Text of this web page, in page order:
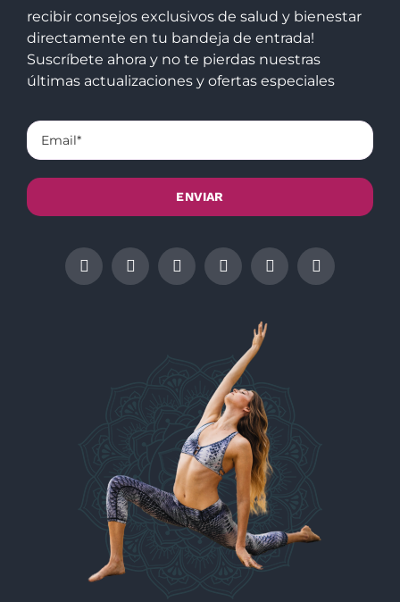
recibir consejos exclusivos de salud y bienestar
directamente en tu bandeja de entrada!
Suscríbete ahora y no te pierdas nuestras
últimas actualizaciones y ofertas especiales